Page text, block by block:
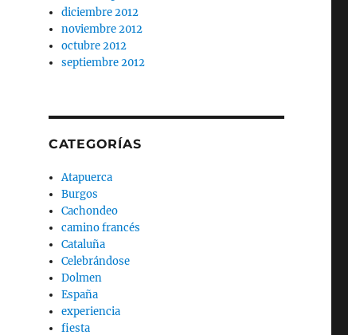
diciembre 2012
noviembre 2012
octubre 2012
septiembre 2012
CATEGORÍAS
Atapuerca
Burgos
Cachondeo
camino francés
Cataluña
Celebrándose
Dolmen
España
experiencia
fiesta